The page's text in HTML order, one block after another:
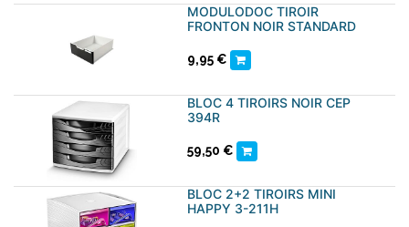
MODULODOC TIROIR
FRONTON NOIR STANDARD
9,95 €
BLOC 4 TIROIRS NOIR CEP
394R
59,50 €
BLOC 2+2 TIROIRS MINI
HAPPY 3-211H